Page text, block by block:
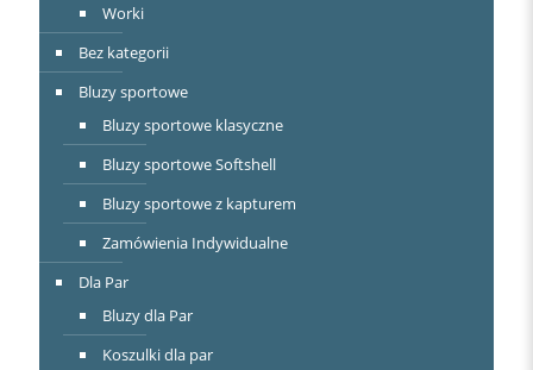
Worki
Bez kategorii
Bluzy sportowe
Bluzy sportowe klasyczne
Bluzy sportowe Softshell
Bluzy sportowe z kapturem
Zamówienia Indywidualne
Dla Par
Bluzy dla Par
Koszulki dla par